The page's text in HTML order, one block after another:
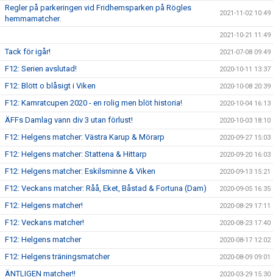
Regler på parkeringen vid Fridhemsparken på Rögles
hemmamatcher.
2021-11-02 10:49
2021-10-21 11:49
Tack för igår! 2021-07-08 09:49
F12: Serien avslutad! 2020-10-11 13:37
F12: Blött o blåsigt i Viken 2020-10-08 20:39
F12: Kamratcupen 2020 - en rolig men blöt historia! 2020-10-04 16:13
ÄFFs Damlag vann div 3 utan förlust! 2020-10-03 18:10
F12: Helgens matcher: Västra Karup & Mörarp 2020-09-27 15:03
F12: Helgens matcher: Stattena & Hittarp 2020-09-20 16:03
F12: Helgens matcher: Eskilsminne & Viken 2020-09-13 15:21
F12: Veckans matcher: Råå, Eket, Båstad & Fortuna (Dam) 2020-09-05 16:35
F12: Helgens matcher! 2020-08-29 17:11
F12: Veckans matcher! 2020-08-23 17:40
F12: Helgens matcher 2020-08-17 12:02
F12: Helgens träningsmatcher 2020-08-09 09:01
ÄNTLIGEN matcher!! 2020-03-29 15:30